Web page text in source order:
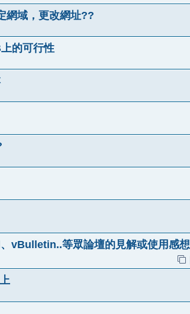
網域，更改網址??
的可行性
vBulletin..等眾論壇的見解或使用感想